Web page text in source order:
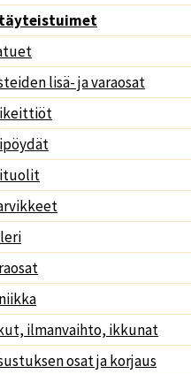
lisä- ja varaosat
ilmanvaihto, ikkunat
osat ja korjaus